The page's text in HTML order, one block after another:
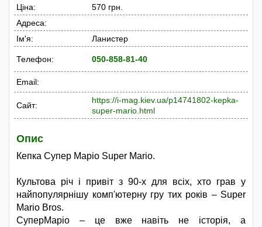
Ціна:
570 грн.
Адреса:
Ім'я:
Ланистер
Телефон: 050-858-81-40
Email:
Сайт:
https://i-mag.kiev.ua/p14741802-kepka-
super-mario.html
Опис
Кепка Супер Маріо Super Mario.
Культова річ і привіт з 90-х для всіх, хто грав у
найпопулярнішу комп'ютерну гру тих років – Super
Mario Bros.
СуперМаріо – це вже навіть не історія, а